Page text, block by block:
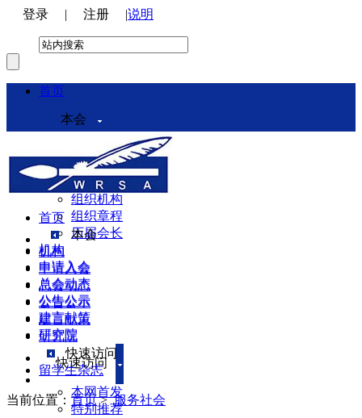
登录 | 注册 |说明
首页
本会
本会介绍
领导机构
理事会
组织机构
组织章程
历届会长
机构
申请入会
总会动态
公告公示
建言献策
研究院
快速访问
本网首发
特别推荐
首页
本会
机构
申请入会
总会动态
公告公示
建言献策
研究院
快速访问
留学生杂志
当前位置： 首页>服务社会